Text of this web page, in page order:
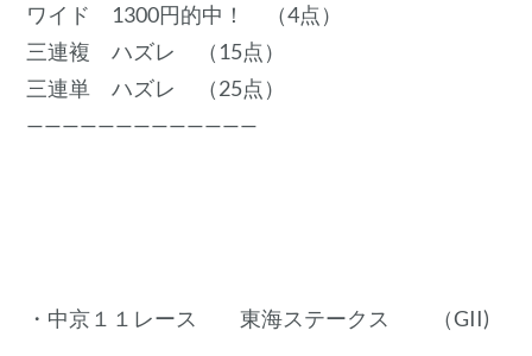
ワイド 1300円的中！ （4点）
三連複 ハズレ （15点）
三連単 ハズレ （25点）
—————————————
・中京１１レース 東海ステークス （GII)